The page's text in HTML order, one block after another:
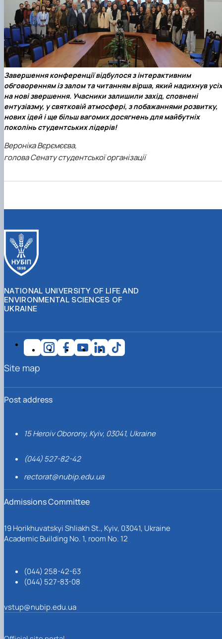
Завершення конференції відбулося з інтерактивним
обговоренням із залом та читанням вірша, який надихнув усіх
на нові звершення. Учасники залишили захід, сповнені
ентузіазму, у святковій атмосфері, з побажаннями розвитку,
нових ідей і ще більш вагомих досягнень для майбутніх
поколінь студентських лідерів!
Вероніка Вєрємєєва,
голова Сенату студентської організації
NATIONAL UNIVERSITY OF LIFE AND
ENVIRONMENTAL SCIENCES OF
UKRAINE
Post address
15 Heroiv Oborony, Kyiv, 03041, Ukraine
(044) 527-82-42
rectorat@nubip.edu.ua
Admissions Committee
19 Horikhuvatskyi Shliakh St., Kyiv, 03041, Ukraine
Academic Building No. 1, room No. 12
(044) 258-42-63
(044) 527-83-08
vstup@nubip.edu.ua
Site map